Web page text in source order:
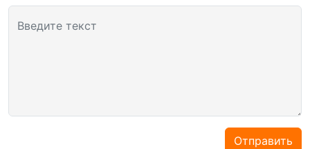
Введите текст
Отправить